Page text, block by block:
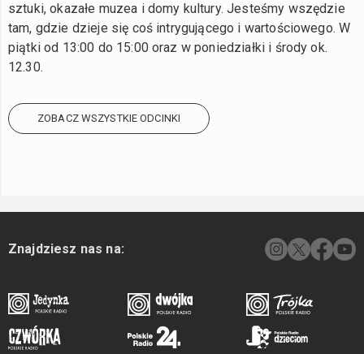
sztuki, okazałe muzea i domy kultury. Jesteśmy wszędzie
tam, gdzie dzieje się coś intrygującego i wartościowego. W
piątki od 13:00 do 15:00 oraz w poniedziałki i środy ok.
12.30.
ZOBACZ WSZYSTKIE ODCINKI
Znajdziesz nas na: